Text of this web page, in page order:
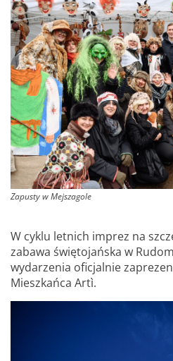
Zapusty w Mejszagole
W cyklu letnich imprez na
zabawa świętojańska w
wydarzenia oficjalnie
Mieszkańca Artì.